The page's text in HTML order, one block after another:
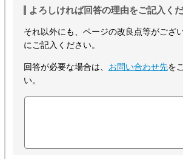
よろしければ回答の理由をご記入く
それ以外にも、ページの改良点等がござ
にご記入ください。
回答が必要な場合は、 お問い合わせ先を
い。